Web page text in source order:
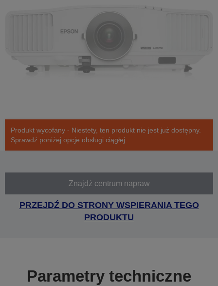
Produkt wycofany - Niestety, ten produkt nie jest już dostępny.
Sprawdź poniżej opcje obsługi ciągłej.
Znajdź centrum napraw
PRZEJDŹ DO STRONY WSPIERANIA TEGO
PRODUKTU
Parametry techniczne